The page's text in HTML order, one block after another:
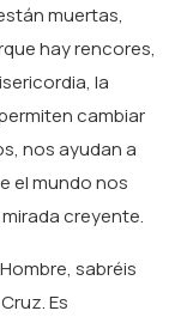
muertas,
hay rencores,
la
cambiar
nos ayudan a
el mundo nos
creyente.
sabréis
Es